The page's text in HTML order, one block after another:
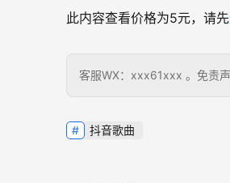
此内容查看价格为5元，请先
客服WX：xxx61xxx 。免责
抖音歌曲